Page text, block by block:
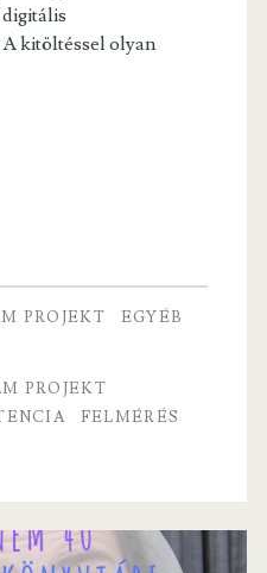
A kitöltéssel olyan
PROJEKT
EGYÉB
PROJEKT
FELMÉRÉS